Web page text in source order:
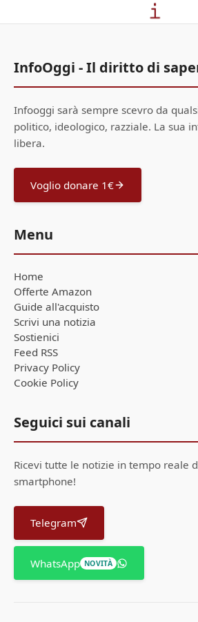
InfoOggi - Il diritto di
Infooggi sarà sempre scevro da
politico, ideologico, razziale. La sua
libera.
Voglio donare 1€
Menu
Home
Offerte Amazon
Guide all'acquisto
Scrivi una notizia
Sostienici
Feed RSS
Privacy Policy
Cookie Policy
Seguici sui canali
Ricevi tutte le notizie in tempo reale
smartphone!
Telegram
WhatsApp NOVITÀ